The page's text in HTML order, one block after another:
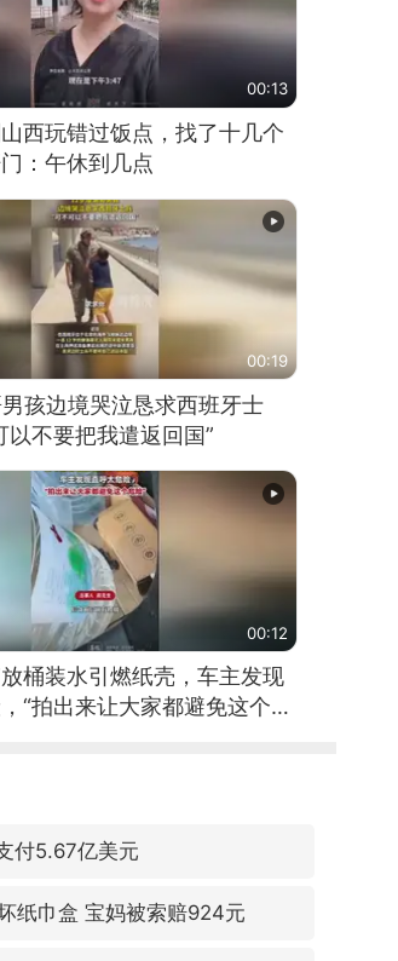
00:13
西玩错过饭点，找了十几个
：午休到几点
00:19
孩边境哭泣恳求西班牙士
以不要把我遣返回国”
00:12
桶装水引燃纸壳，车主发现
“拍出来让大家都避免这个危
付5.67亿美元
纸巾盒 宝妈被索赔924元